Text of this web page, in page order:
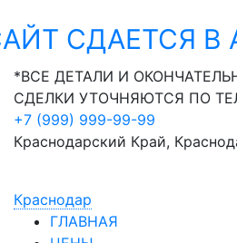
СДАЕТСЯ В
*ВСЕ ДЕТАЛИ И
СДЕЛКИ УТОЧНЯЮТСЯ ПО
+7 (999) 999-99-99
Краснодарский Край,
Краснодар
ГЛАВНАЯ